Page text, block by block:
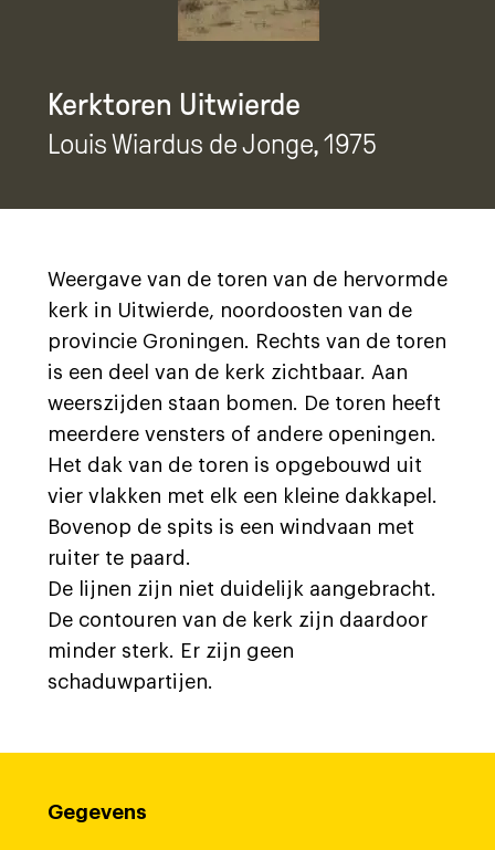
Kerktoren Uitwierde
Louis Wiardus de Jonge, 1975
Weergave van de toren van de hervormde
kerk in Uitwierde, noordoosten van de
provincie Groningen. Rechts van de toren
is een deel van de kerk zichtbaar. Aan
weerszijden staan bomen. De toren heeft
meerdere vensters of andere openingen.
Het dak van de toren is opgebouwd uit
vier vlakken met elk een kleine dakkapel.
Bovenop de spits is een windvaan met
ruiter te paard.
De lijnen zijn niet duidelijk aangebracht.
De contouren van de kerk zijn daardoor
minder sterk. Er zijn geen
schaduwpartijen.
Gegevens